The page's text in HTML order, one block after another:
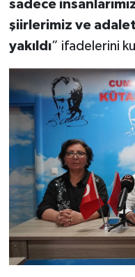
sadece
şiirlerimiz ve
yakıldı” ifadelerini